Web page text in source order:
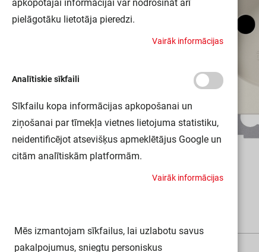
Aksesuāri
apkopotajai informācijai var nodrošināt arī
pielāgotāku lietotāja pieredzi.
Vairāk informācijas
Analītiskie sīkfaili
Sīkfailu kopa informācijas apkopošanai un
ziņošanai par tīmekļa vietnes lietojuma statistiku,
neidentificējot atsevišķus apmeklētājus Google un
citām analītiskām platformām.
Vairāk informācijas
Mēs izmantojam sīkfailus, lai uzlabotu savus
pakalpojumus, sniegtu personiskus